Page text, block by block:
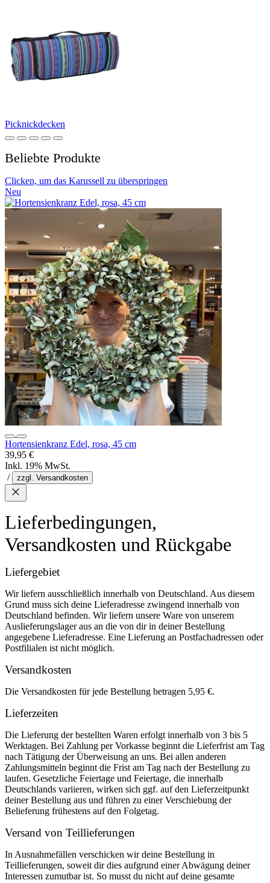
Picknickdecken
Beliebte Produkte
Clicken, um das Karussell zu überspringen
Neu
Hortensienkranz Edel, rosa, 45 cm
39,95 €
Inkl. 19% MwSt.
/
zzgl. Versandkosten
Lieferbedingungen,
Versandkosten und Rückgabe
Liefergebiet
Wir liefern ausschließlich innerhalb von Deutschland. Aus diesem
Grund muss sich deine Lieferadresse zwingend innerhalb von
Deutschland befinden. Wir liefern unsere Ware von unserem
Auslieferungslager aus an die von dir in deiner Bestellung
angegebene Lieferadresse. Eine Lieferung an Postfachadressen oder
Postfilialen ist nicht möglich.
Versandkosten
Die Versandkosten für jede Bestellung betragen 5,95 €.
Lieferzeiten
Die Lieferung der bestellten Waren erfolgt innerhalb von 3 bis 5
Werktagen. Bei Zahlung per Vorkasse beginnt die Lieferfrist am Tag
nach Tätigung der Überweisung an uns. Bei allen anderen
Zahlungsmitteln beginnt die Frist am Tag nach der Bestellung zu
laufen. Gesetzliche Feiertage und Feiertage, die innerhalb
Deutschlands variieren, wirken sich ggf. auf den Lieferzeitpunkt
deiner Bestellung aus und führen zu einer Verschiebung der
Belieferung frühestens auf den Folgetag.
Versand von Teillieferungen
In Ausnahmefällen verschicken wir deine Bestellung in
Teillieferungen, soweit dir dies aufgrund einer Abwägung deiner
Interessen zumutbar ist. So musst du nicht auf deine gesamte